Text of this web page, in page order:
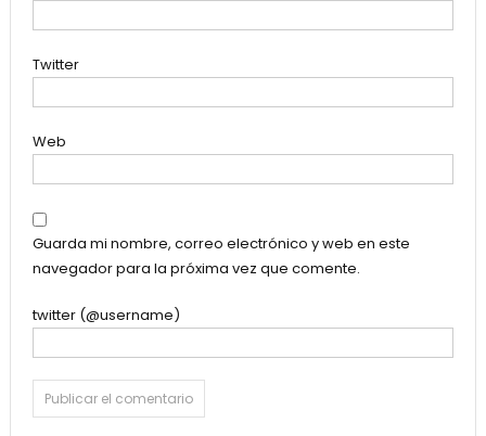
Twitter
Web
Guarda mi nombre, correo electrónico y web en este
navegador para la próxima vez que comente.
twitter (@username)